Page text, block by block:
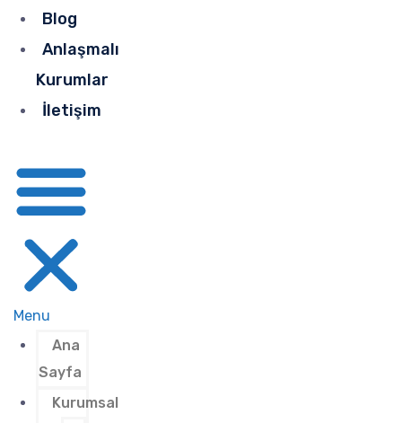
Blog
Anlaşmalı
Kurumlar
İletişim
Menu
Ana
Sayfa
Kurumsal